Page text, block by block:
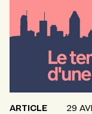
ARTICLE 29